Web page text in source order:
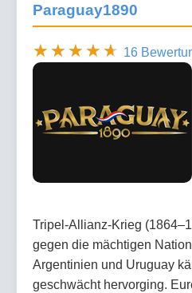
Paraguay1890
16
Tripel-Allianz-Krieg
gegen die mächtigen
Argentinien und Uruguay
geschwächt hervorging.